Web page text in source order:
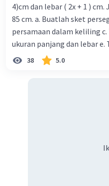
4)cm dan lebar ( 2x + 1 )
85 cm. a. Buatlah sket
persamaan dalam keliling
ukuran panjang dan lebar e.
38 5.0